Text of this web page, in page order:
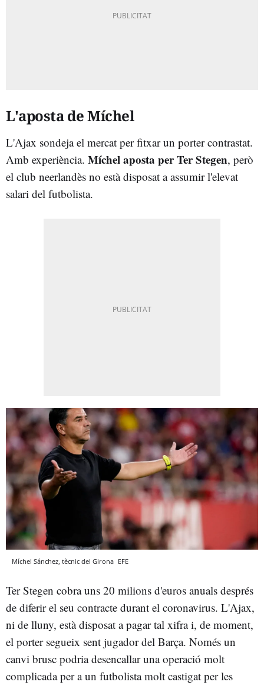
L'aposta de Míchel
L'Ajax sondeja el mercat per fitxar un porter contrastat.
Amb experiència. Míchel aposta per Ter Stegen, però
el club neerlandès no està disposat a assumir l'elevat
salari del futbolista.
Míchel Sánchez, tècnic del Girona EFE
Ter Stegen cobra uns 20 milions d'euros anuals després
de diferir el seu contracte durant el coronavirus. L'Ajax,
ni de lluny, està disposat a pagar tal xifra i, de moment,
el porter segueix sent jugador del Barça. Només un
canvi brusc podria desencallar una operació molt
complicada per a un futbolista molt castigat per les